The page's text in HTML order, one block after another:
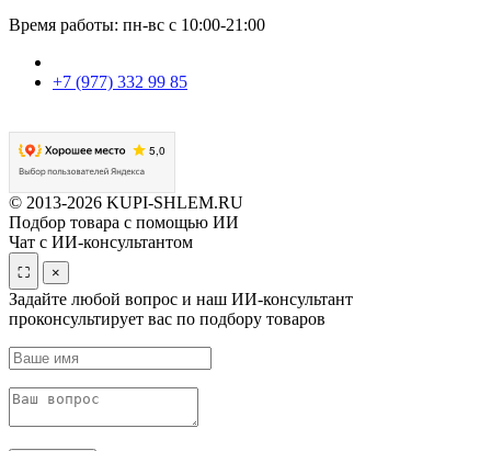
Время работы: пн-вс с 10:00-21:00
+7 (977) 332 99 85
© 2013-2026 KUPI-SHLEM.RU
Подбор товара с помощью ИИ
Чат с ИИ-консультантом
⛶ ×
Задайте любой вопрос и наш ИИ-консультант
проконсультирует вас по подбору товаров